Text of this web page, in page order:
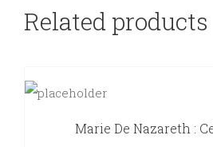
Related products
Marie De Nazareth :